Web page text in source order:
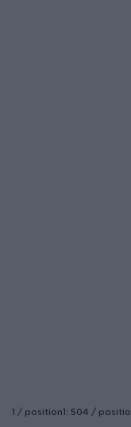
1 / position1: 504 /